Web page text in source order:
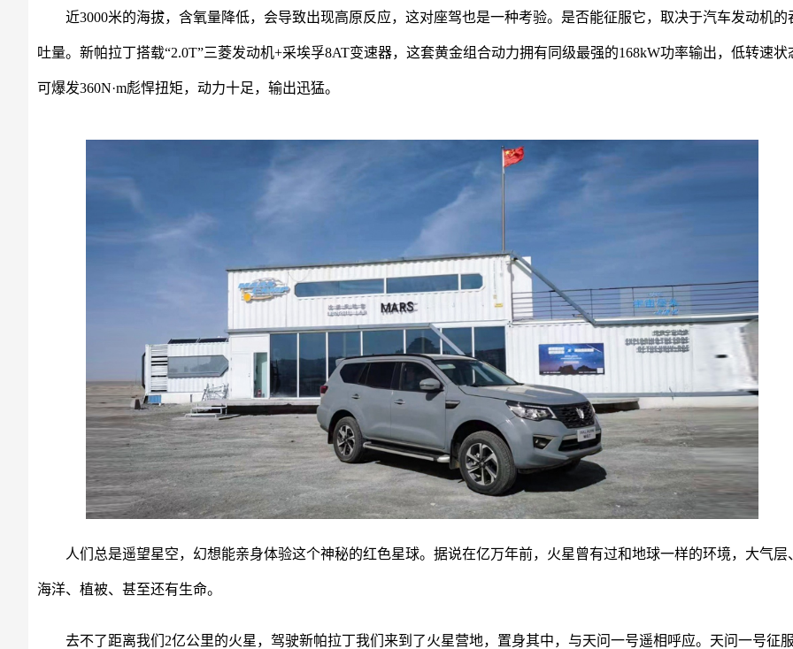
近3000米的海拔，含氧量降低，会导致出现高原反应，这对座驾也是一种考验。是否能征服它，取决于汽车发动机的
吐量。新帕拉丁搭载“2.0T”三菱发动机+采埃孚8AT变速器，这套黄金组合动力拥有同级最强的168kW功率输出，低转速状
可爆发360N·m彪悍扭矩，动力十足，输出迅猛。
人们总是遥望星空，幻想能亲身体验这个神秘的红色星球。据说在亿万年前，火星曾有过和地球一样的环境，大气层
海洋、植被、甚至还有生命。
去不了距离我们2亿公里的火星，驾驶新帕拉丁我们来到了火星营地，置身其中，与天问一号遥相呼应。天问一号征